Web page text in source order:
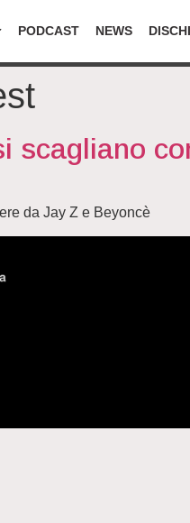
PODCAST NEWS
scagliano
da Jay Z e Beyoncè